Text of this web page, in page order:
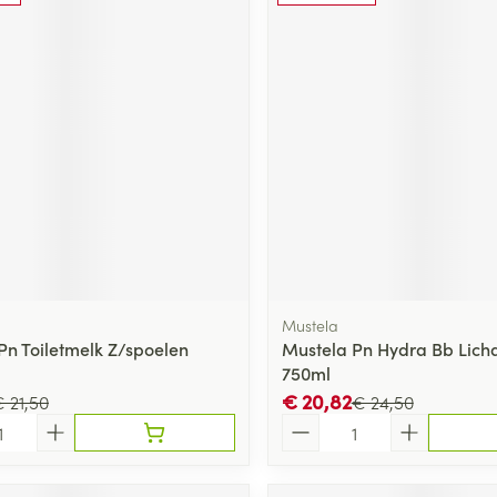
Toiletmelk Z/spoelen
21,50
Mustela
Mustela Pn Hydra Bb
750ml
€ 24,50
€ 20,82